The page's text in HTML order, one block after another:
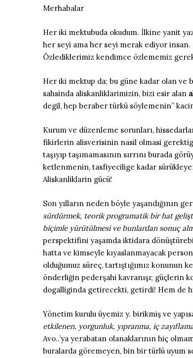
Merhabalar
Her iki mektubuda okudum. İlkine yanit
her seyi ama her seyi merak ediyor
Özlediklerimiz kendimce özlememiz
Her iki mektup da; bu güne kadar olan
sahsinda aliskanliklarimizin, bizi esir alan
degil, hep beraber türkü söylemenin”
Kurum ve düzenleme sorunları,
fikirlerin alisverisinin nasil olmasi gerektigi
taşıyıp taşımamasının sırrını burada
ketlenmenin, tasfiyecilige kadar
Aliskanliklarin gücü!
Son yılların neden böyle yaşandığının
sürdürmek, teorik programatik bir hat
biçimle yürütülmesi ve bunlardan sonuç
perspektifini yaşamda iktidara
hatta ve kimseyle kıyaslanmayacak
olduğumuz süreç, tartıştığımız konunun
önderliğin pederşahi kavranışı; güçlerin
dogalliginda getirecekti, getirdi! Hem de
Yönetim kurulu üyemiz y. birikmiş ve
etkilenen, yorgunluk, yıpranma, iç
Avo..’ya yerabatan olanaklarının hiç
buralarda göremeyen, bin bir türlü uyum